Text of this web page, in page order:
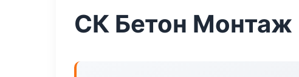
СК Бетон Монтаж